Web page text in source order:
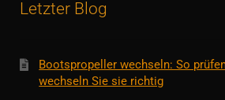
Letzter Blog
Bootspropeller wechseln: So
wechseln Sie sie richtig